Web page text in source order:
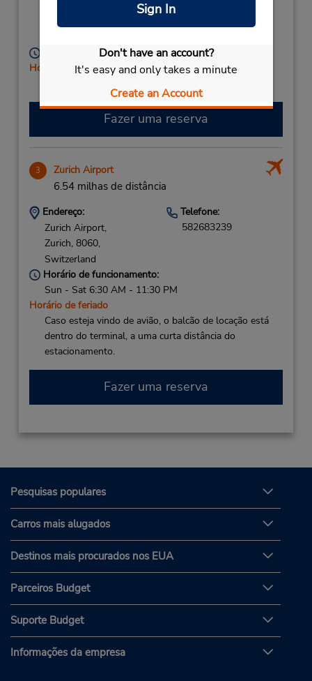
Sign In
Don't have an account?
It's easy and only takes a minute
Create an Account
Zurich,
Horário de funcionamento:
Horário de feriado
Fazer uma reserva
3 Zurich Airport
6.54 milhas de distância
Endereço:
Zurich Airport,
Zurich, 8060,
Switzerland
Telefone:
582683239
Horário de funcionamento:
Sun - Sat 6:30 AM - 11:30 PM
Horário de feriado
Caso esteja vindo de avião, o balcão de locação está
dentro do terminal, a uma curta distância do
estacionamento.
Fazer uma reserva
Pesquisas populares
Carros mais alugados
Destinos mais procurados nos EUA
Parceiros Budget
Suporte Budget
Informações da empresa